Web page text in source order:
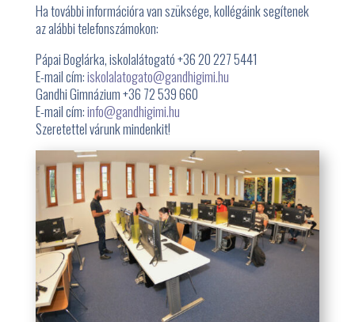
Ha további információra van szüksége, kollégáink segítenek
az alábbi telefonszámokon:
Pápai Boglárka, iskolalátogató +36 20 227 5441
E-mail cím:iskolalatogato@gandhigimi.hu
Gandhi Gimnázium +36 72 539 660
E-mail cím:info@gandhigimi.hu
Szeretettel várunk mindenkit!